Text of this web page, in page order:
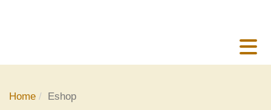
Home Eshop